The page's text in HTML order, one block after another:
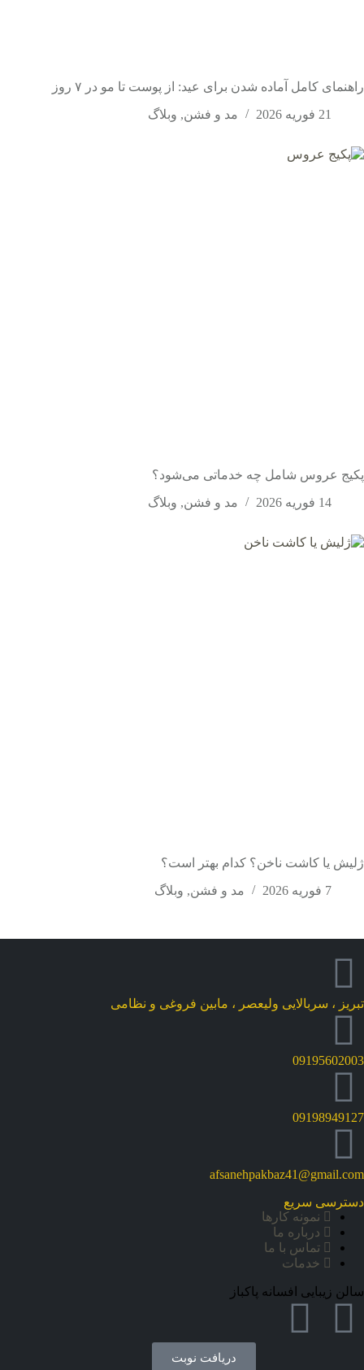
راهنمای کامل آماده شدن برای عید: از پوست تا مو در ۷ روز
21 فوریه 2026
مد و فشن, وبلاگ
پکیج عروس شامل چه خدماتی می‌شود؟
14 فوریه 2026
مد و فشن, وبلاگ
ژلیش یا کاشت ناخن؟ کدام بهتر است؟
7 فوریه 2026
مد و فشن, وبلاگ
تبریز ، سربالایی ولیعصر ، مابین فروغی و نظامی
09195602003
09198949127
afsanehpakbaz41@gmail.com
دسترسی سریع
نمونه کارها
درباره ما
تماس با ما
خدمات
سالن زیبایی افسانه پاکباز
دریافت نوبت